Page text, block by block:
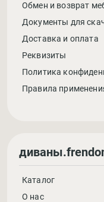
Обмен и возврат
Документы для
Доставка и оплата
Реквизиты
Политика
Правила
Каталог
О нас